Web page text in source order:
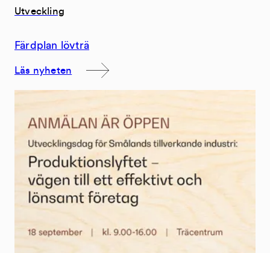
Utveckling
Färdplan lövträ
Läs nyheten